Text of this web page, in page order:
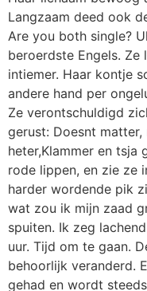
Langzaam deed ook
Are you both single?
beroerdste Engels.
intiemer. Haar kontje
andere hand per
Ze verontschuldigd
gerust: Doesnt
heter,Klammer en tsja
rode lippen, en zie ze
harder wordende pik
wat zou ik mijn zaad
spuiten. Ik zeg
uur. Tijd om te gaan.
behoorlijk veranderd.
gehad en wordt